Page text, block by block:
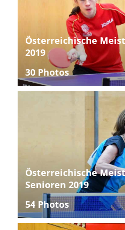
Österreichische
2019
30 Photos
Österreichische
Senioren 2019
54 Photos